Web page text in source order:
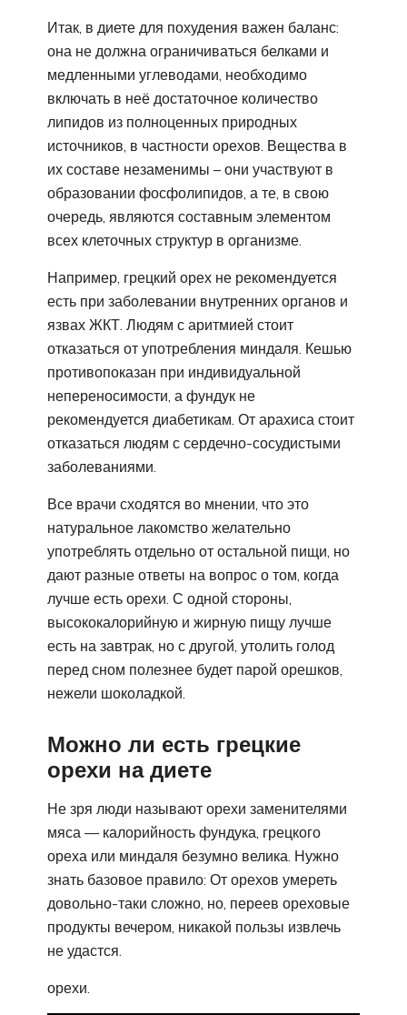
Итак, в диете для похудения важен баланс:
она не должна ограничиваться белками и
медленными углеводами, необходимо
включать в неё достаточное количество
липидов из полноценных природных
источников, в частности орехов. Вещества в
их составе незаменимы – они участвуют в
образовании фосфолипидов, а те, в свою
очередь, являются составным элементом
всех клеточных структур в организме.
Например, грецкий орех не рекомендуется
есть при заболевании внутренних органов и
язвах ЖКТ. Людям с аритмией стоит
отказаться от употребления миндаля. Кешью
противопоказан при индивидуальной
непереносимости, а фундук не
рекомендуется диабетикам. От арахиса стоит
отказаться людям с сердечно-сосудистыми
заболеваниями.
Все врачи сходятся во мнении, что это
натуральное лакомство желательно
употреблять отдельно от остальной пищи, но
дают разные ответы на вопрос о том, когда
лучше есть орехи. С одной стороны,
высококалорийную и жирную пищу лучше
есть на завтрак, но с другой, утолить голод
перед сном полезнее будет парой орешков,
нежели шоколадкой.
Можно ли есть грецкие
орехи на диете
Не зря люди называют орехи заменителями
мяса — калорийность фундука, грецкого
ореха или миндаля безумно велика. Нужно
знать базовое правило: От орехов умереть
довольно-таки сложно, но, переев ореховые
продукты вечером, никакой пользы извлечь
не удастся.
орехи.